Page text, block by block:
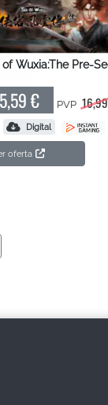
of Wuxia:The Pre-
5,59 € PVP
Digital
oferta